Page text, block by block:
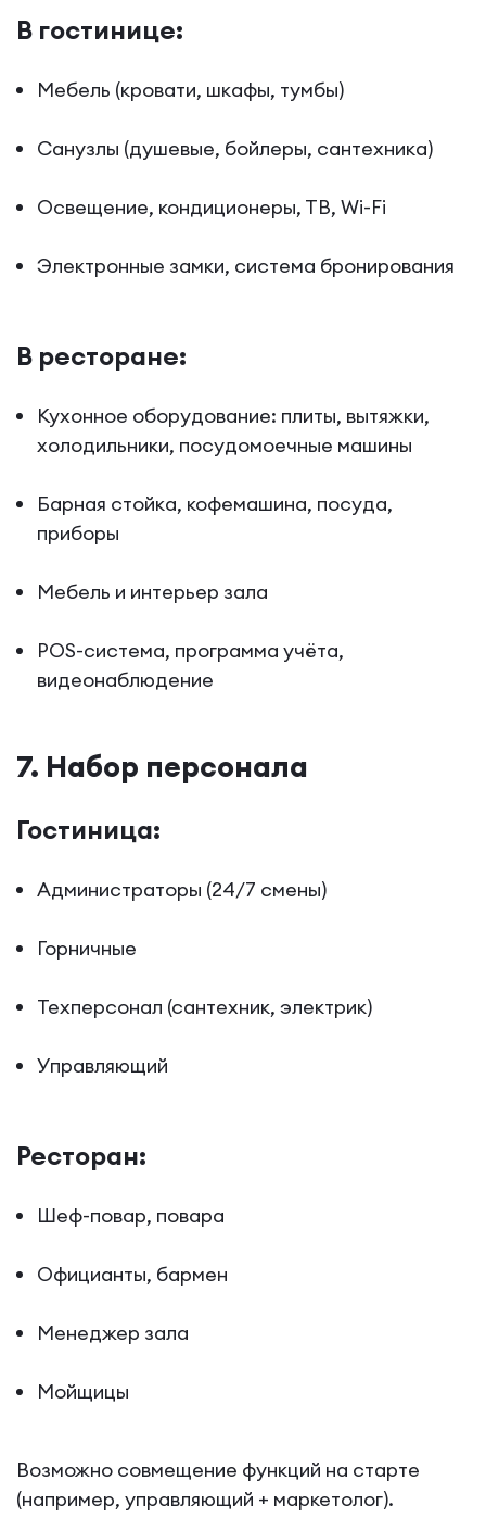
В гостинице:
Мебель (кровати, шкафы, тумбы)
Санузлы (душевые, бойлеры, сантехника)
Освещение, кондиционеры, ТВ, Wi-Fi
Электронные замки, система бронирования
В ресторане:
Кухонное оборудование: плиты, вытяжки,
холодильники, посудомоечные машины
Барная стойка, кофемашина, посуда,
приборы
Мебель и интерьер зала
POS-система, программа учёта,
видеонаблюдение
7. Набор персонала
Гостиница:
Администраторы (24/7 смены)
Горничные
Техперсонал (сантехник, электрик)
Управляющий
Ресторан:
Шеф-повар, повара
Официанты, бармен
Менеджер зала
Мойщицы
Возможно совмещение функций на старте
(например, управляющий + маркетолог).